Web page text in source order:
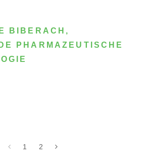
BIBERACH,
PHARMAZEUTISCHE
1 2